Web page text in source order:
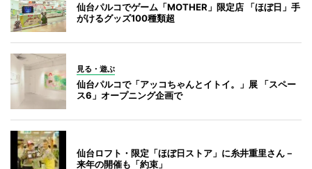
仙台パルコでゲーム「MOTHER」限定店 「ほぼ日」手
がけるグッズ100種類超
見る・遊ぶ
仙台パルコで「アッコちゃんとイトイ。」展 「スペー
ス6」オープニング企画で
仙台ロフト・限定「ほぼ日ストア」に糸井重里さん－
来年の開催も「約束」